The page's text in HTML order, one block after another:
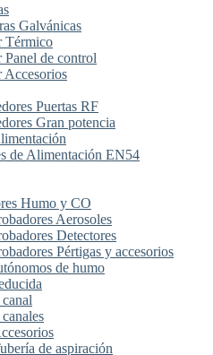
Galvánicas
Térmico
Panel de control
Accesorios
Puertas RF
Gran potencia
de Alimentación EN54
Humo y CO
Aerosoles
Detectores
Pértigas y accesorios
de humo
de aspiración